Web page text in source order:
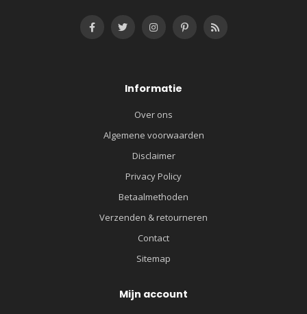
Informatie
Over ons
Algemene voorwaarden
Disclaimer
Privacy Policy
Betaalmethoden
Verzenden & retourneren
Contact
Sitemap
Mijn account